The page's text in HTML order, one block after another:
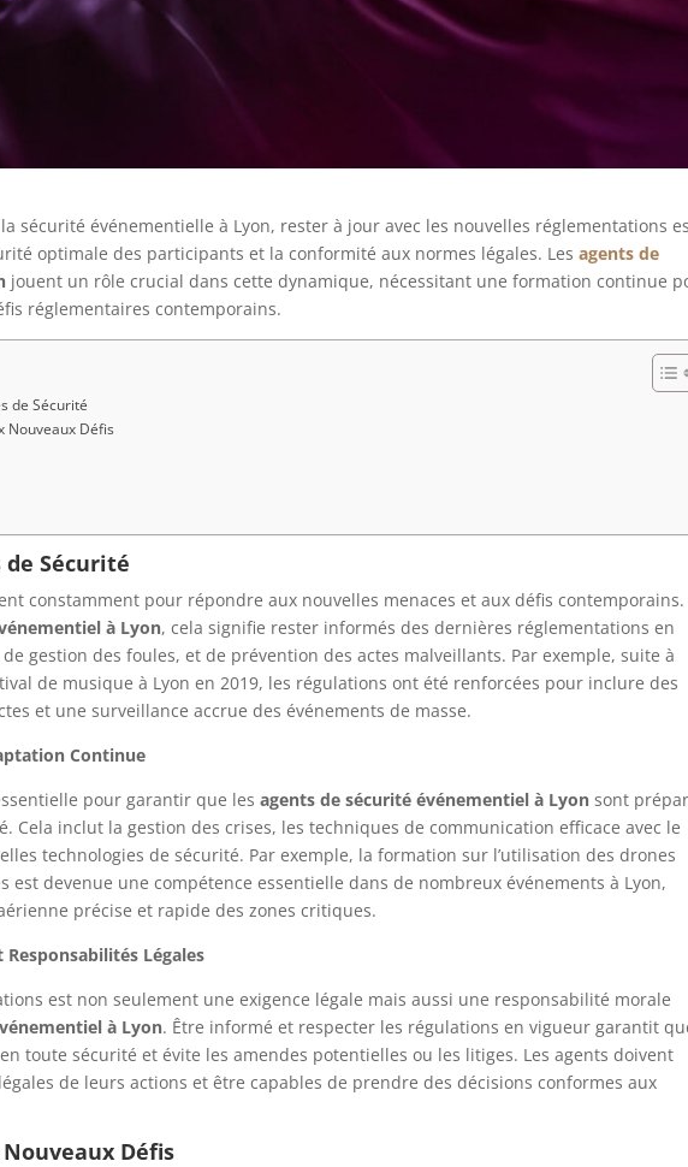
sécurité événementielle à Lyon, rester à jour avec les nouvelles réglementations
optimale des participants et la conformité aux normes légales. Les agents de
jouent un rôle crucial dans cette dynamique, nécessitant une formation continue
réglementaires contemporains.
de Sécurité
Nouveaux Défis
Sécurité
constamment pour répondre aux nouvelles menaces et aux défis contemporains.
à Lyon, cela signifie rester informés des dernières réglementations en
gestion des foules, et de prévention des actes malveillants. Par exemple, suite à
de musique à Lyon en 2019, les régulations ont été renforcées pour inclure des
et une surveillance accrue des événements de masse.
Continue
pour garantir que lesagents de sécurité événementiel à Lyon sont
Cela inclut la gestion des crises, les techniques de communication efficace avec le
technologies de sécurité. Par exemple, la formation sur l’utilisation des drones
est devenue une compétence essentielle dans de nombreux événements à Lyon,
précise et rapide des zones critiques.
Légales
est non seulement une exigence légale mais aussi une responsabilité morale
à Lyon. Être informé et respecter les régulations en vigueur garantit
toute sécurité et évite les amendes potentielles ou les litiges. Les agents doivent
de leurs actions et être capables de prendre des décisions conformes aux
Défis